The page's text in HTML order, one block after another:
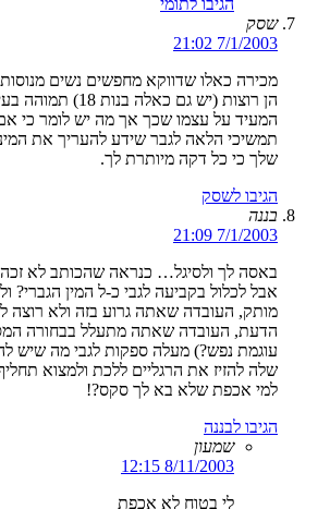
שסק
7/1/2003 21:02
מכירה כאלו שדווקא מחפשים נשים
הן רוצות (יש גם
המעיד על עצמו שכך אך מה יש לומר כי אם
תמשיכי הלאה לגבר שידע להעריך את
שלך כי כל דקה מיותרת לך.
הגיבו לשסק
בננה
7/1/2003 21:09
באסה לך ולסיגל… כנראה שהכותב לא
אבל לכלול בקביעה לגבי כ-ל המין הגברי?
מותק, העובדה שאתה גרוע בזה ולא
הדעת, העובדה שאתה מתעלל בבחורה
עוגמת נפש?) מעלה ספקות לגבי מה שיש לה
שלה להזיז את הרגליים ללכת ולמצוא
למי אכפת שלא בא לך סקס?!
הגיבו לבננה
שמעון
8/11/2003 12:15
לי בטוח לא אכפת